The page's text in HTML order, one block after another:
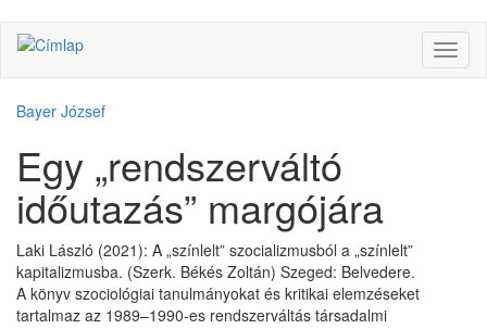
Ugrás
tartalomra
Bayer József
Egy „rendszerváltó
időutazás” margójára
Laki László (2021): A „színlelt” szocializmusból a „színlelt”
kapitalizmusba. (Szerk. Békés Zoltán) Szeged: Belvedere.
A könyv szociológiai tanulmányokat és kritikai elemzéseket
tartalmaz az 1989–1990-es rendszerváltás társadalmi